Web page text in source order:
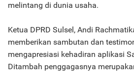
melintang di dunia usaha.
Ketua DPRD Sulsel, Andi
memberikan sambutan dan
mengapresiasi kehadiran aplikasi
Ditambah penggagasnya